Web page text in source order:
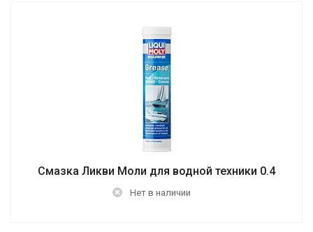
Смазка Ликви Моли для водной техники 0.4
Нет в наличии